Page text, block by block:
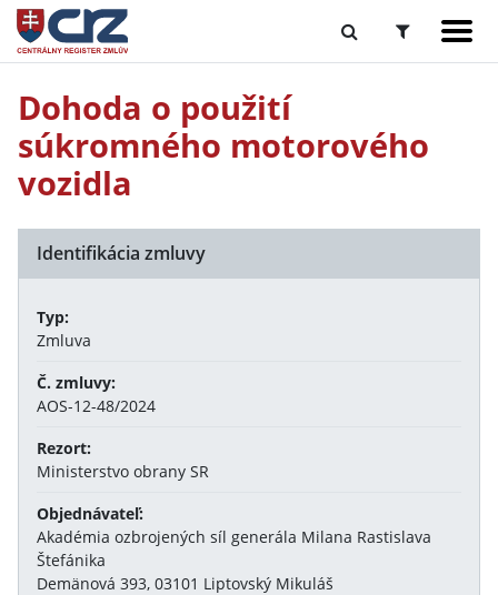
Dohoda o použití
súkromného motorového
vozidla
Identifikácia zmluvy
Typ:
Zmluva
Č. zmluvy:
AOS-12-48/2024
Rezort:
Ministerstvo obrany SR
Objednávateľ:
Akadémia ozbrojených síl generála Milana Rastislava
Štefánika
Demänová 393, 03101 Liptovský Mikuláš